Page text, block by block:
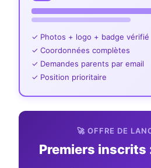
✓ Photos + logo + badge vérifié
✓ Coordonnées complètes
✓ Demandes parents par email
✓ Position prioritaire
🚀 OFFRE DE
Premiers inscrits